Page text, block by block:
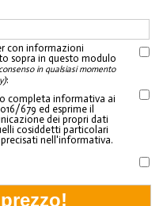
con informazioni
sopra in questo modulo
in qualsiasi momento
:
completa informativa ai
679 ed esprime il
dei propri dati
cosiddetti particolari
nell'informativa.